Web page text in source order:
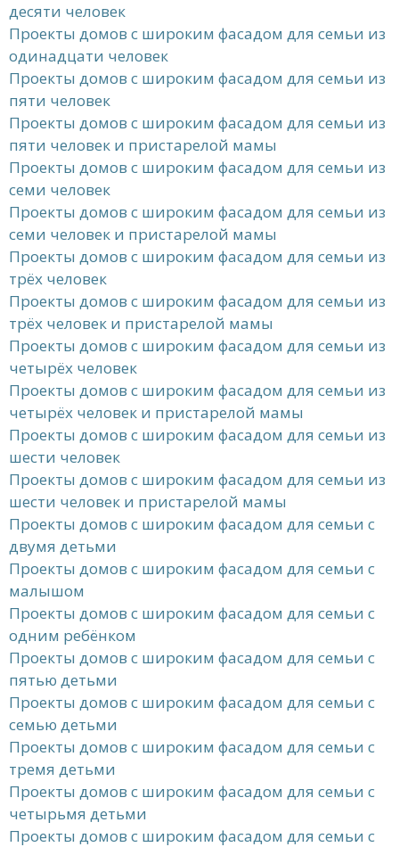
десяти человек
Проекты домов с широким фасадом для семьи из
одинадцати человек
Проекты домов с широким фасадом для семьи из
пяти человек
Проекты домов с широким фасадом для семьи из
пяти человек и пристарелой мамы
Проекты домов с широким фасадом для семьи из
семи человек
Проекты домов с широким фасадом для семьи из
семи человек и пристарелой мамы
Проекты домов с широким фасадом для семьи из
трёх человек
Проекты домов с широким фасадом для семьи из
трёх человек и пристарелой мамы
Проекты домов с широким фасадом для семьи из
четырёх человек
Проекты домов с широким фасадом для семьи из
четырёх человек и пристарелой мамы
Проекты домов с широким фасадом для семьи из
шести человек
Проекты домов с широким фасадом для семьи из
шести человек и пристарелой мамы
Проекты домов с широким фасадом для семьи с
двумя детьми
Проекты домов с широким фасадом для семьи с
малышом
Проекты домов с широким фасадом для семьи с
одним ребёнком
Проекты домов с широким фасадом для семьи с
пятью детьми
Проекты домов с широким фасадом для семьи с
семью детьми
Проекты домов с широким фасадом для семьи с
тремя детьми
Проекты домов с широким фасадом для семьи с
четырьмя детьми
Проекты домов с широким фасадом для семьи с